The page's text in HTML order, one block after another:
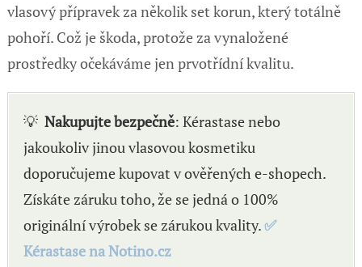
vlasový přípravek za několik set korun, který totálně
pohoří. Což je škoda, protože za vynaložené
prostředky očekáváme jen prvotřídní kvalitu.
💡 Nakupujte bezpečně: Kérastase nebo
jakoukoliv jinou vlasovou kosmetiku
doporučujeme kupovat v ověřených e-shopech.
Získáte záruku toho, že se jedná o 100%
originální výrobek se zárukou kvality.✅
Kérastase na Notino.cz